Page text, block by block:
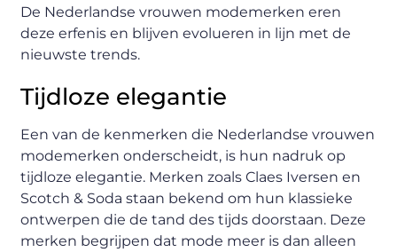
De Nederlandse vrouwen modemerken eren
deze erfenis en blijven evolueren in lijn met de
nieuwste trends.
Tijdloze elegantie
Een van de kenmerken die Nederlandse vrouwen
modemerken onderscheidt, is hun nadruk op
tijdloze elegantie. Merken zoals Claes Iversen en
Scotch & Soda staan bekend om hun klassieke
ontwerpen die de tand des tijds doorstaan. Deze
merken begrijpen dat mode meer is dan alleen